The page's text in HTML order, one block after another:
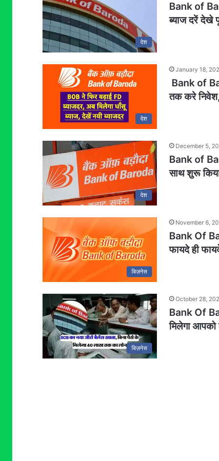
देश
Bank of
ब्याज दरें देखे
देश
January 18,
Bank of
तक करे निवेश,
देश
December 5,
Bank of
साथ शुरू
बिज़नेस
November 6,
Bank Of
फायदे ही
बिज़नेस
October 28,
Bank Of
मिलेगा